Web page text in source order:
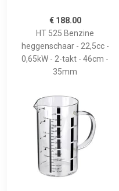
€ 188.00
HT 525 Benzine
heggenschaar - 22,5cc -
0,65kW - 2-takt - 46cm -
35mm